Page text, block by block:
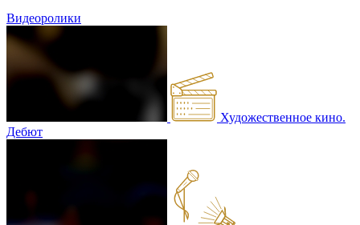
Видеоролики
Художественное кино.
Дебют